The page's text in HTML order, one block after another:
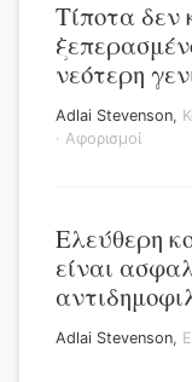
Τίποτα δεν
νεότερη
Adlai Stevenson,
· Αφορισμοί
Ελεύθερη
είναι
Adlai Stevenson,